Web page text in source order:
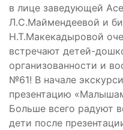
в лице заведующей
Л.С.Маймендеевой и
Н.Т.Макекадыровой
встречают детей-
организованности и
№61! В начале
презентацию
Больше всего радуют
дети после